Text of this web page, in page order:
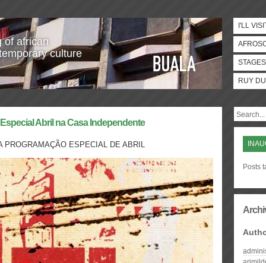
of african
culture
I'LL
STAGES
RUY
Abril na Casa Independente
PROGRAMAÇÃO ESPECIAL DE ABRIL
Posts